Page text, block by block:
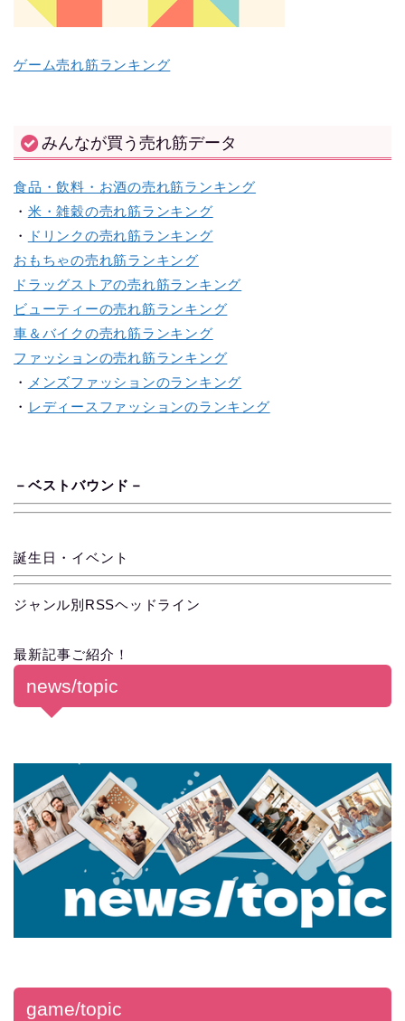
ゲーム売れ筋ランキング
みんなが買う売れ筋データ
食品・飲料・お酒の売れ筋ランキング
・ 米・雑穀の売れ筋ランキング
・
ドリンクの売れ筋ランキング
おもちゃの売れ筋ランキング
ドラッグストアの売れ筋ランキング
ビューティーの売れ筋ランキング
車＆バイクの売れ筋ランキング
ファッションの売れ筋ランキング
・ メンズファッションのランキング
・ レディースファッションのランキング
－ ベス トバウン ド －
誕生日・イベント
ジャンル別RSSヘッドライン
最新記事ご紹介！
news/topic
game/topic